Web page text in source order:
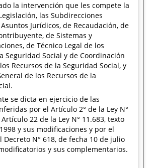
la intervención que les compete la
las Subdirecciones
Jurídicos, de Recaudación, de
de Sistemas y
de Técnico Legal de los
Seguridad Social y de Coordinación
Recursos de la Seguridad Social, y
de los Recursos de la
se dicta en ejercicio de las
por el Artículo 2° de la Ley N°
22 de la Ley N° 11.683, texto
y sus modificaciones y por el
Decreto N° 618, de fecha 10 de julio
y sus complementarios.